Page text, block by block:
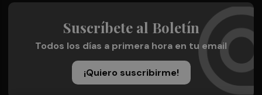
Suscríbete al Boletín
Todos los días a primera hora en tu email
¡Quiero suscribirme!